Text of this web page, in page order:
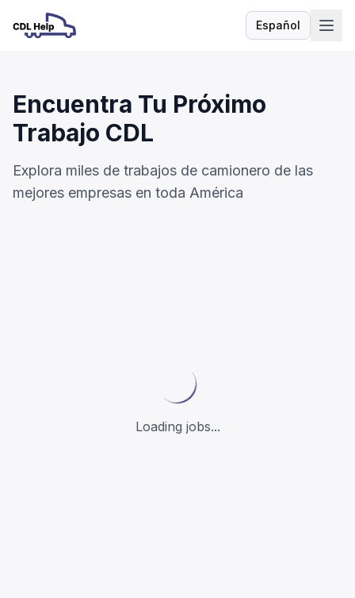
Español
Idioma
Encuentra Tu Próximo
Trabajo CDL
Explora miles de trabajos de camionero de las
mejores empresas en toda América
Loading jobs...